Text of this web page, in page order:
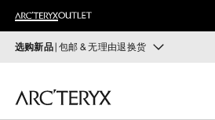
选购新品| 包邮 & 无理由退换货
运动员的需求，设计师的动力——
同时，启发全新的解决方案。新款
装备
VEILANCE